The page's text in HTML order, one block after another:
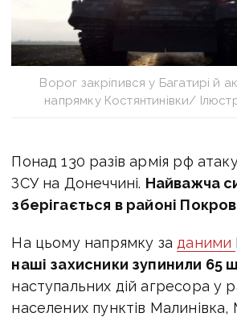
Ворог закріпився у Багатирі й
напрямку Костянтинівки/
Понад 130 разів армія рф
ЗСУ на Донеччині. Найважча
зберігається в районі
На цьому напрямку за даними
наші захисники зупинили 65
наступальних дій агресора у
населених пунктів